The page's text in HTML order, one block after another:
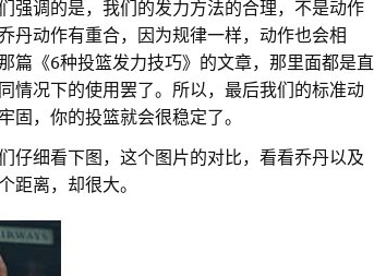
强调的是，我们的发力方法的合理，不是动作
丹动作有重合，因为规律一样，动作也会相
篇《6种投篮发力技巧》的文章，那里面都是直
情况下的使用罢了。所以，最后我们的标准动
，你的投篮就会很稳定了。
仔细看下图，这个图片的对比，看看乔丹以及
距离，却很大。